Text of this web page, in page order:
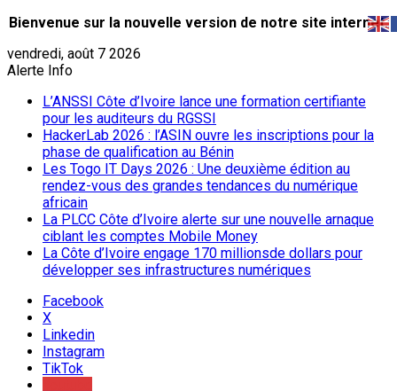
Bienvenue sur la nouvelle version de notre site internet.
vendredi, août 7 2026
Alerte Info
L’ANSSI Côte d’Ivoire lance une formation certifiante
pour les auditeurs du RGSSI
HackerLab 2026 : l’ASIN ouvre les inscriptions pour la
phase de qualification au Bénin
Les Togo IT Days 2026 : Une deuxième édition au
rendez-vous des grandes tendances du numérique
africain
La PLCC Côte d’Ivoire alerte sur une nouvelle arnaque
ciblant les comptes Mobile Money
La Côte d’Ivoire engage 170 millionsde dollars pour
développer ses infrastructures numériques
Facebook
X
Linkedin
Instagram
TikTok